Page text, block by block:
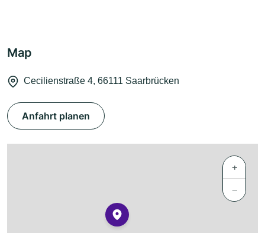
Map
Cecilienstraße 4, 66111 Saarbrücken
Anfahrt planen
+
−